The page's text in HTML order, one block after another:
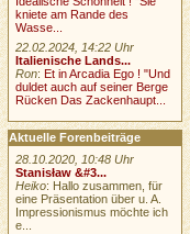
kniete am Rande des
Wasse...
22.02.2024, 14:22 Uhr
Italienische Lands...
Ron:Et in Arcadia Ego ! "Und
duldet auch auf seiner Berge
Rücken Das Zackenhaupt...
Aktuelle Forenbeiträge
28.10.2020, 10:48 Uhr
Stanisław &#3...
Heiko: Hallo zusammen, für
eine Präsentation über u. A.
Impressionismus möchte ich
e...